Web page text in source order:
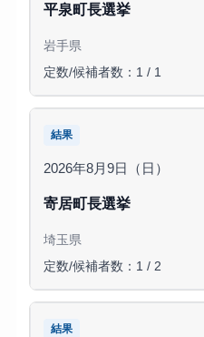
平泉町長選挙
岩手県
定数/候補者数：1 / 1
結果
2026年8月9日（日）
寄居町長選挙
埼玉県
定数/候補者数：1 / 2
結果